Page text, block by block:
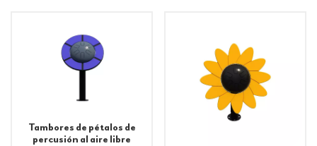
Tambores de pétalos de
percusión al aire libre